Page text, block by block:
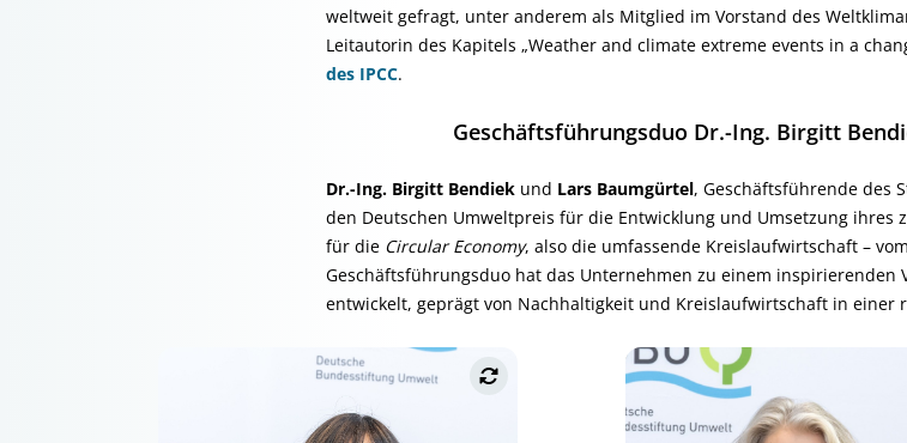
weltweit gefragt, unter anderem als Mitglied im Vorstand des
Leitautorin des Kapitels „Weather and climate extreme events in a
des IPCC.
Geschäftsführungsduo Dr.-Ing. Birgitt
Dr.-Ing. Birgitt Bendiek und Lars Baumgürtel, Geschäftsführende des
den Deutschen Umweltpreis für die Entwicklung und Umsetzung ihres
für die Circular Economy, also die umfassende Kreislaufwirtschaft –
Geschäftsführungsduo hat das Unternehmen zu einem inspirierenden
entwickelt, geprägt von Nachhaltigkeit und Kreislaufwirtschaft in einer
„Es ist sehr wichtig für das Klima,
wieviel Bodenfeuchte da ist. Der
„In unserem
ZINQ geht es neben